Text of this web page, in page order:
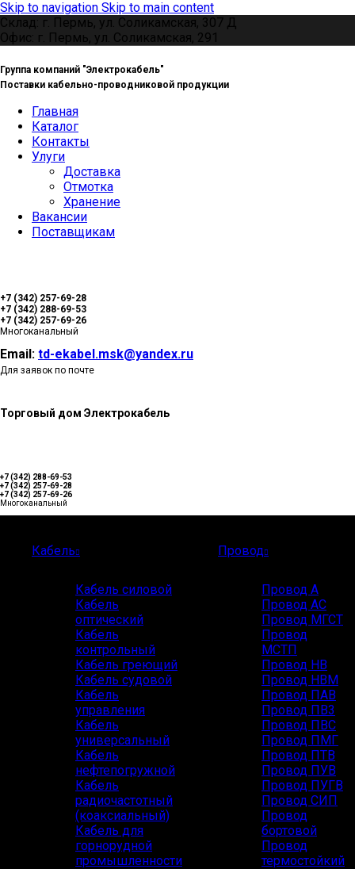
Skip to navigation Skip to main content
Склад: г. Пермь, ул. Соликамская, 307 Д
Офис: г. Пермь, ул. Соликамская, 291
Группа компаний "Электрокабель"
Поставки кабельно-проводниковой продукции
Главная
Каталог
Контакты
Улуги
Доставка
Отмотка
Хранение
Вакансии
Поставщикам
+7 (342) 257-69-28
+7 (342) 288-69-53
+7 (342) 257-69-26
Многоканальный
Email: td-ekabel.msk@yandex.ru
Для заявок по почте
Торговый дом Электрокабель
+7 (342) 288-69-53
+7 (342) 257-69-28
+7 (342) 257-69-26
Многоканальный
Кабель
Кабель силовой
Кабель
оптический
Кабель
контрольный
Кабель греющий
Кабель судовой
Кабель
управления
Кабель
универсальный
Кабель
нефтепогружной
Кабель
радиочастотный
(коаксиальный)
Кабель для
горнорудной
промышленности
Провод
Провод А
Провод АС
Провод МГСТ
Провод
МСТП
Провод НВ
Провод НВМ
Провод ПАВ
Провод ПВ3
Провод ПВС
Провод ПМГ
Провод ПТВ
Провод ПУВ
Провод ПУГВ
Провод СИП
Провод
бортовой
Провод
термостойкий